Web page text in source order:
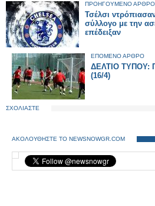
ΠΡΟΗΓΟΥΜΕΝΟ ΑΡΘΡΟ
Τσέλσι
σύλλογο με την
επέδειξαν
ΕΠΟΜΕΝΟ ΑΡΘΡΟ
ΔΕΛΤΙΟ ΤΥΠΟΥ:
(16/4)
ΣΧΟΛΙΑΣΤΕ
ΑΚΟΛΟΥΘΗΣΤΕ ΤΟ NEWSNOWGR.COM